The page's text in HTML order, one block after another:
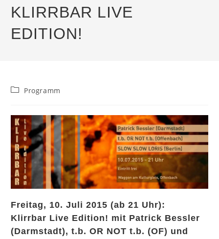
KLIRRBAR LIVE
EDITION!
Beitrags-
Programm
Freitag, 10. Juli 2015 (ab 21 Uhr):
Klirrbar Live Edition! mit Patrick Bessler
(Darmstadt), t.b. OR NOT t.b. (OF) und